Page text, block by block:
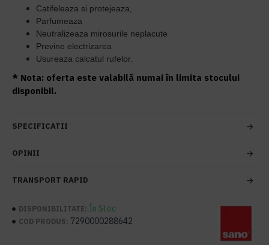
Catifeleaza si protejeaza,
Parfumeaza
Neutralizeaza mirosurile neplacute
Previne electrizarea
Usureaza calcatul rufelor.
* Nota: oferta este valabilă numai în limita stocului
disponibil.
SPECIFICATII
OPINII
TRANSPORT RAPID
DISPONIBILITATE: În Stoc
COD PRODUS: 7290000288642